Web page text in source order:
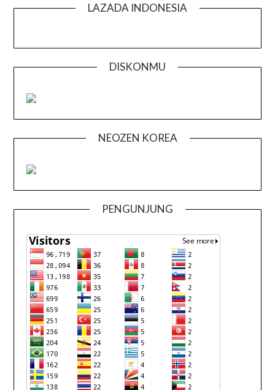
LAZADA INDONESIA
DISKONMU
NEOZEN KOREA
PENGUNJUNG